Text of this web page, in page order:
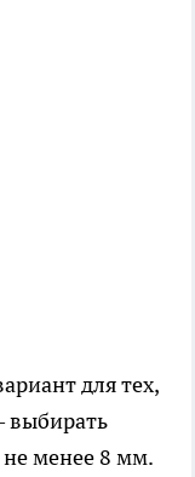
для тех,
выбирать
менее 8 мм.